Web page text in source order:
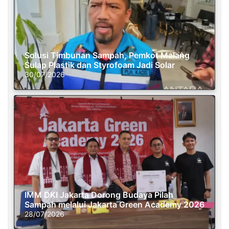
Solusi Timbunan Sampah, Pemkot Malang
Sulap Plastik dan Styrofoam Jadi Solar
30/07/2026
IMM DKI Jakarta Dorong Budaya Pilah
Sampah melalui Jakarta Green Academy 2026
28/07/2026